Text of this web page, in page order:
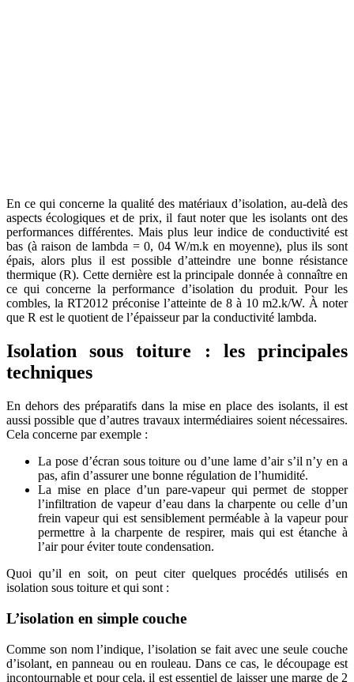
En ce qui concerne la qualité des matériaux d’isolation, au-delà des
aspects écologiques et de prix, il faut noter que les isolants ont des
performances différentes. Mais plus leur indice de conductivité est
bas (à raison de lambda = 0, 04 W/m.k en moyenne), plus ils sont
épais, alors plus il est possible d’atteindre une bonne résistance
thermique (R). Cette dernière est la principale donnée à connaître en
ce qui concerne la performance d’isolation du produit. Pour les
combles, la RT2012 préconise l’atteinte de 8 à 10 m2.k/W. À noter
que R est le quotient de l’épaisseur par la conductivité lambda.
Isolation sous toiture : les principales
techniques
En dehors des préparatifs dans la mise en place des isolants, il est
aussi possible que d’autres travaux intermédiaires soient nécessaires.
Cela concerne par exemple :
La pose d’écran sous toiture ou d’une lame d’air s’il n’y en a
pas, afin d’assurer une bonne régulation de l’humidité.
La mise en place d’un pare-vapeur qui permet de stopper
l’infiltration de vapeur d’eau dans la charpente ou celle d’un
frein vapeur qui est sensiblement perméable à la vapeur pour
permettre à la charpente de respirer, mais qui est étanche à
l’air pour éviter toute condensation.
Quoi qu’il en soit, on peut citer quelques procédés utilisés en
isolation sous toiture et qui sont :
L’isolation en simple couche
Comme son nom l’indique, l’isolation se fait avec une seule couche
d’isolant, en panneau ou en rouleau. Dans ce cas, le découpage est
incontournable et pour cela, il est essentiel de laisser une marge de 2